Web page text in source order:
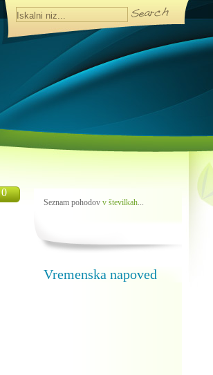
0
Seznam pohodov v številkah...
Vremenska napoved